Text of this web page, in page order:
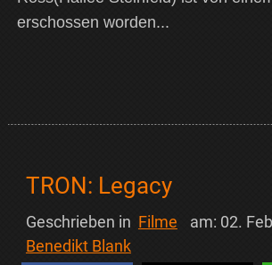
erschossen worden...
TRON: Legacy
Geschrieben in Filme am: 02.
Benedikt Blank